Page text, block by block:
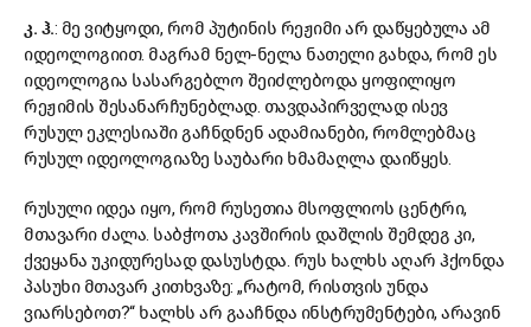
კ. ჰ.: მე ვიტყოდი, რომ პუტინის რეჟიმი არ დაწყებულა ამ
იდეოლოგიით. მაგრამ ნელ-ნელა ნათელი გახდა, რომ ეს
იდეოლოგია სასარგებლო შეიძლებოდა ყოფილიყო
რეჟიმის შესანარჩუნებლად. თავდაპირველად ისევ
რუსულ ეკლესიაში გაჩნდნენ ადამიანები, რომლებმაც
რუსულ იდეოლოგიაზე საუბარი ხმამაღლა დაიწყეს.
რუსული იდეა იყო, რომ რუსეთია მსოფლიოს ცენტრი,
მთავარი ძალა. საბჭოთა კავშირის დაშლის შემდეგ კი,
ქვეყანა უკიდურესად დასუსტდა. რუს ხალხს აღარ ჰქონდა
პასუხი მთავარ კითხვაზე: „რატომ, რისთვის უნდა
ვიარსებოთ?“ ხალხს არ გააჩნდა ინსტრუმენტები, არავინ